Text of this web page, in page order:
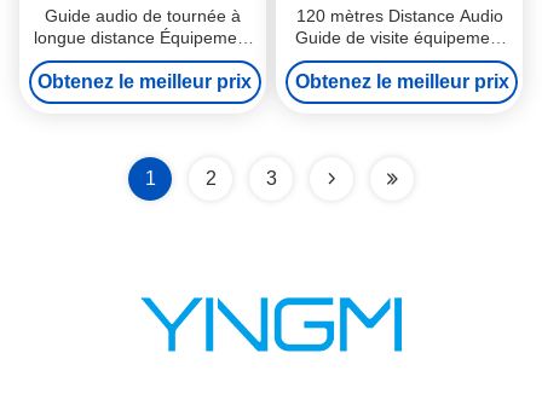
Guide audio de tournée à
longue distance Équipement
de traduction Appareils Noir
Couleur
Obtenez le meilleur prix
120 mètres Distance Audio
Guide de visite équipement
Traduction 100 canaux
Obtenez le meilleur prix
1 2 3